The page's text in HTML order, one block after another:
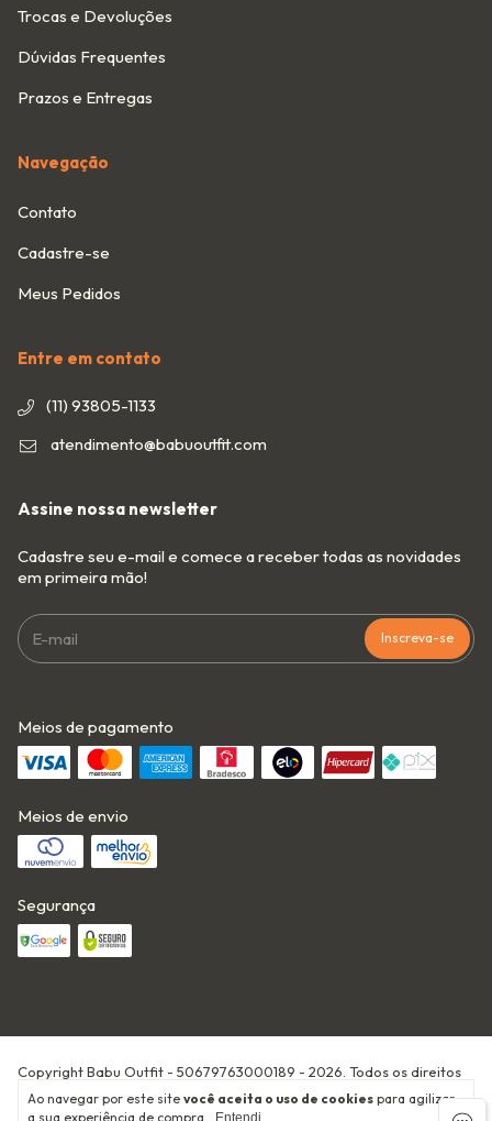
Ao navegar por este site você aceita o uso de cookies para agilizar
a sua experiência de compra.
Entendi
Trocas e Devoluções
Dúvidas Frequentes
Prazos e Entregas
Navegação
Contato
Cadastre-se
Meus Pedidos
Entre em contato
(11) 93805-1133
atendimento@babuoutfit.com
Assine nossa newsletter
Cadastre seu e-mail e comece a receber todas as novidades
em primeira mão!
Meios de pagamento
Meios de envio
Segurança
Copyright Babu Outfit - 50679763000189 - 2026. Todos os direitos
Criado com por